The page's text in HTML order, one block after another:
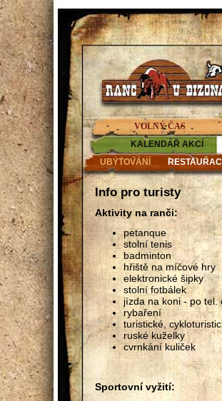
VOLNÝ ČAS
KALENDÁŘ AKCÍ
UBYTOVÁNÍ
Info pro turisty
Aktivity na ranči:
petanque
stolní tenis
badminton
hřiště na míčové hry
elektronické šipky
stolní fotbálek
jízda na koni - po
rybaření
turistické,
ruské kuželky
cvrnkání kuliček
Sportovní vyžití: